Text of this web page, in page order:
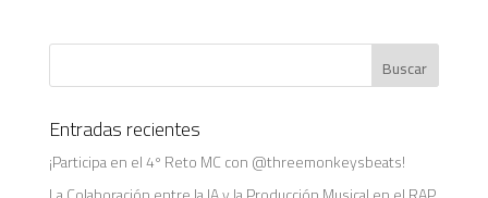
Entradas recientes
¡Participa en el 4º Reto MC con @threemonkeysbeats!